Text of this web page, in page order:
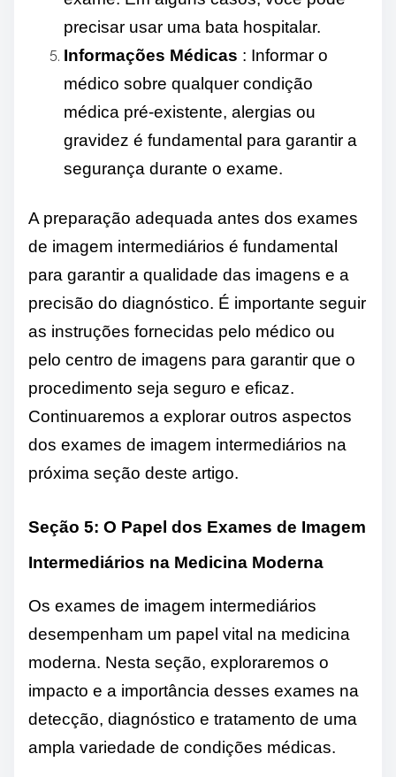
precisar usar uma bata hospitalar.
Informações Médicas : Informar o
médico sobre qualquer condição
médica pré-existente, alergias ou
gravidez é fundamental para garantir a
segurança durante o exame.
A preparação adequada antes dos exames
de imagem intermediários é fundamental
para garantir a qualidade das imagens e a
precisão do diagnóstico. É importante seguir
as instruções fornecidas pelo médico ou
pelo centro de imagens para garantir que o
procedimento seja seguro e eficaz.
Continuaremos a explorar outros aspectos
dos exames de imagem intermediários na
próxima seção deste artigo.
Seção 5: O Papel dos Exames de Imagem
Intermediários na Medicina Moderna
Os exames de imagem intermediários
desempenham um papel vital na medicina
moderna. Nesta seção, exploraremos o
impacto e a importância desses exames na
detecção, diagnóstico e tratamento de uma
ampla variedade de condições médicas.